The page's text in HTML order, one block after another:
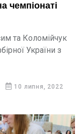
чемпіонаті
та Коломійчук
України з
10 липня, 2022